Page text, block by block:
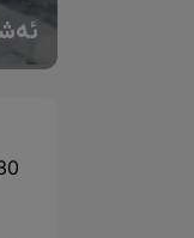
30 کانونی